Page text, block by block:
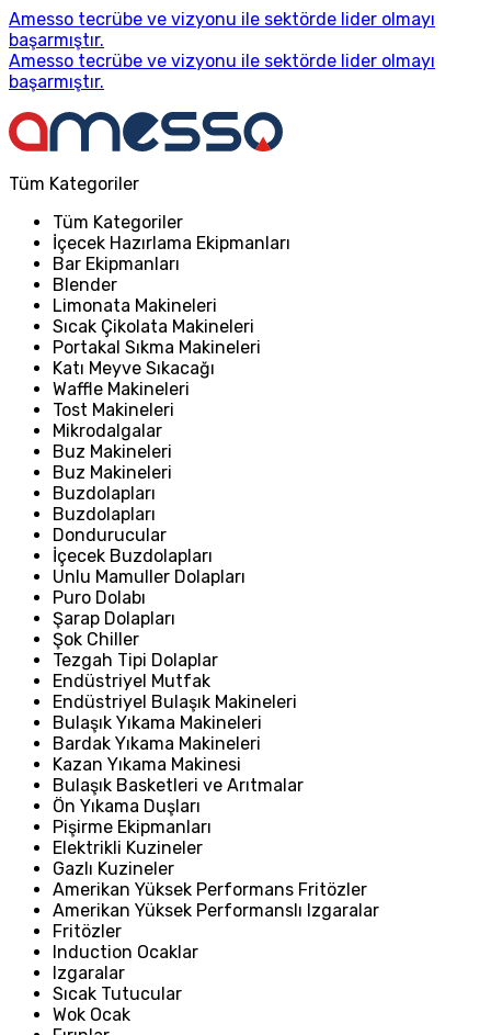
Amesso tecrübe ve vizyonu ile sektörde lider olmayı
başarmıştır.
Amesso tecrübe ve vizyonu ile sektörde lider olmayı
başarmıştır.
Tüm Kategoriler
Tüm Kategoriler
İçecek Hazırlama Ekipmanları
Bar Ekipmanları
Blender
Limonata Makineleri
Sıcak Çikolata Makineleri
Portakal Sıkma Makineleri
Katı Meyve Sıkacağı
Waffle Makineleri
Tost Makineleri
Mikrodalgalar
Buz Makineleri
Buz Makineleri
Buzdolapları
Buzdolapları
Dondurucular
İçecek Buzdolapları
Unlu Mamuller Dolapları
Puro Dolabı
Şarap Dolapları
Şok Chiller
Tezgah Tipi Dolaplar
Endüstriyel Mutfak
Endüstriyel Bulaşık Makineleri
Bulaşık Yıkama Makineleri
Bardak Yıkama Makineleri
Kazan Yıkama Makinesi
Bulaşık Basketleri ve Arıtmalar
Ön Yıkama Duşları
Pişirme Ekipmanları
Elektrikli Kuzineler
Gazlı Kuzineler
Amerikan Yüksek Performans Fritözler
Amerikan Yüksek Performanslı Izgaralar
Fritözler
Induction Ocaklar
Izgaralar
Sıcak Tutucular
Wok Ocak